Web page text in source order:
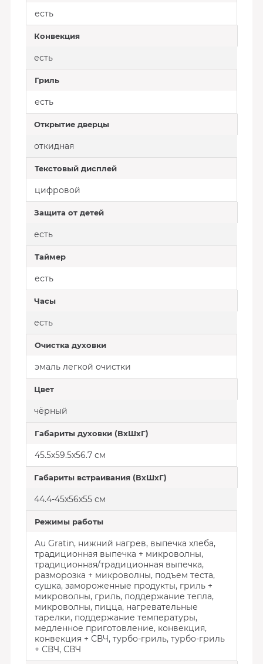
есть
Конвекция
есть
Гриль
есть
Открытие дверцы
откидная
Текстовый дисплей
цифровой
Защита от детей
есть
Таймер
есть
Часы
есть
Очистка духовки
эмаль легкой очистки
Цвет
чёрный
Габариты духовки (ВxШxГ)
45.5x59.5x56.7 см
Габариты встраивания (ВxШxГ)
44.4-45x56x55 см
Режимы работы
Au Gratin, нижний нагрев, выпечка хлеба,
традиционная выпечка + микроволны,
традиционная/традиционная выпечка,
разморозка + микроволны, подъем теста,
сушка, замороженные продукты, гриль +
микроволны, гриль, поддержание тепла,
микроволны, пицца, нагревательные
тарелки, поддержание температуры,
медленное приготовление, конвекция,
конвекция + СВЧ, турбо-гриль, турбо-гриль
+ СВЧ, СВЧ